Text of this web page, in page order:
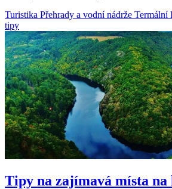
Turistika Přehrady a vodní nádrže Termální
tipy
Tipy na zajímavá místa na